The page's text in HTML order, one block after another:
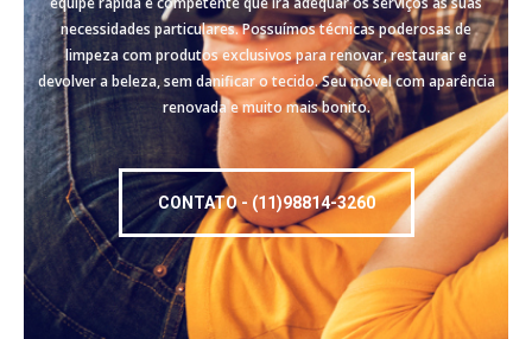
necessidades particulares. Possuímos técnicas poderosas de
limpeza com produtos exclusivos para renovar, restaurar e
devolver a beleza, sem danificar o tecido. Seu móvel com aparência
renovada e muito mais bonito.
CONTATO - (11)98814-3260